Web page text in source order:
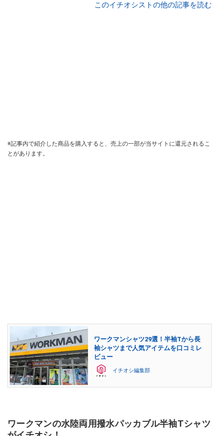
このイチオシストの他の記事を読む
※記事内で紹介した商品を購入すると、売上の一部が当サイトに還元されるこ
とがあります。
ワークマンシャツ29選！半袖Tから長
袖シャツまで人気アイテムを口コミレ
ビュー
イチオシ編集部
ワークマンの水陸両用撥水パッカブル半袖Tシャツ